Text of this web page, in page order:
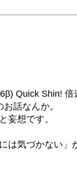
Quick Shin! 倍
話なんか。
妄想です。
は気づかない」